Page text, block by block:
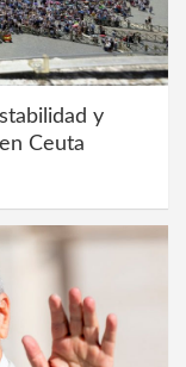
y
Ceuta